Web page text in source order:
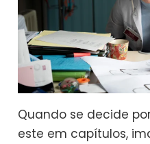
Quando se decide
este em capítulos,